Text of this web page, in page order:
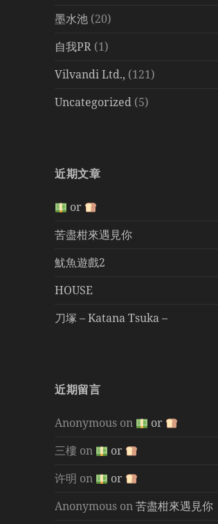
墨水池 (20)
自我PR (1)
Vilvandi Ltd., (121)
Uncategorized (5)
近期文章
or
苦盡柑來遇見你
魷魚遊戲2
HOUSE
刀塚 – Katana Tsuka –
近期留言
Anonymous on
or
三樓 on
or
许明 on
or
Anonymous on苦盡柑來遇見你